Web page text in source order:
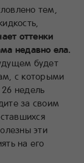
тем,
оттенки
недавно ела.
будет
с которыми
недель
за своим
эти
на его